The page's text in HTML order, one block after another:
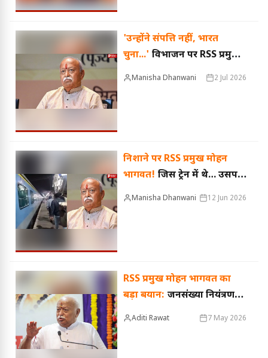
'उन्होंने संपत्ति नहीं, भारत
चुना...' विभाजन पर RSS प्रमुख
मोहन भागवत का बयान, बोले-
Manisha Dhanwani 2 Jul 2026
निशाने पर RSS प्रमुख मोहन
भागवत! जिस ट्रेन में थे… उसपर
किसने किया पथराव?
Manisha Dhanwani 12 Jun 2026
RSS प्रमुख मोहन भागवत का
बड़ा बयान: जनसंख्या नियंत्रण
और यूसीसी के लिए जरूरी जनता
Aditi Rawat 7 May 2026